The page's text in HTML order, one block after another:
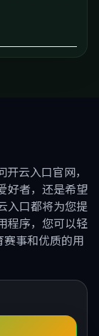
云入口官网，
好者，还是希望
入口都将为您提
程序，您可以轻
事和优质的用